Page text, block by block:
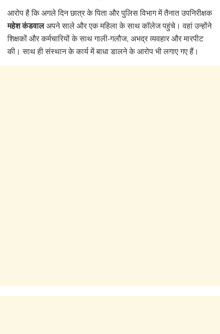
आरोप है कि अगले दिन छात्र के पिता और पुलिस विभाग में तैनात उपनिरीक्षक
महेश कंडवालअपने साले और एक महिला के साथ कॉलेज पहुंचे। वहां उन्होंने
शिक्षकों और कर्मचारियों के साथ गाली-गलौज, अभद्र व्यवहार और मारपीट
की। साथ ही संस्थान के कार्य में बाधा डालने के आरोप भी लगाए गए हैं।